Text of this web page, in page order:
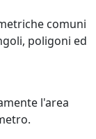
comuni
poligoni ed
l'area